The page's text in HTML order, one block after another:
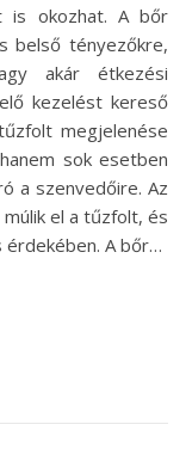
is okozhat. A bőr
belső tényezőkre,
akár étkezési
kezelést kereső
megjelenése
sok esetben
a szenvedőire. Az
el a tűzfolt, és
A bőr…